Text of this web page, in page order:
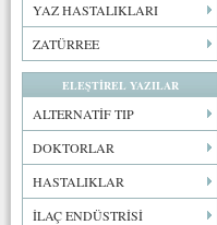
YAZ HASTALIKLARI
ZATÜRREE
ELEŞTİREL YAZILAR
ALTERNATİF TIP
DOKTORLAR
HASTALIKLAR
İLAÇ ENDÜSTRİSİ